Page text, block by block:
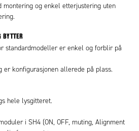
montering og enkel etterjustering uten
BYTTER
standardmodeller er enkel og forblir på
er konfigurasjonen allerede på plass.
hele lysgitteret.
i SH4 (ON, OFF, muting, Alignment